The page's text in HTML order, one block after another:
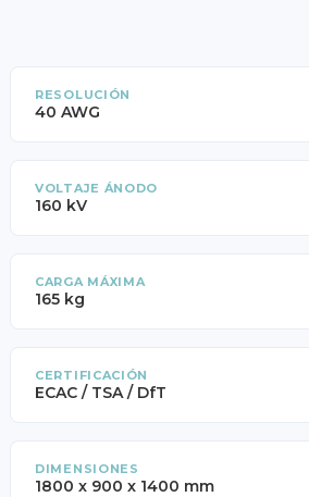
RESOLUCIÓN
40 AWG
VOLTAJE ÁNODO
160 kV
CARGA MÁXIMA
165 kg
CERTIFICACIÓN
ECAC / TSA / DfT
DIMENSIONES
1800 x 900 x 1400 mm